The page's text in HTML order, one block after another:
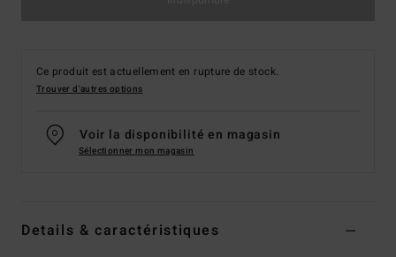
Ce produit est actuellement en rupture de stock.
Trouver d'autres options
Voir la disponibilité en magasin
Sélectionner mon magasin
Details & caractéristiques